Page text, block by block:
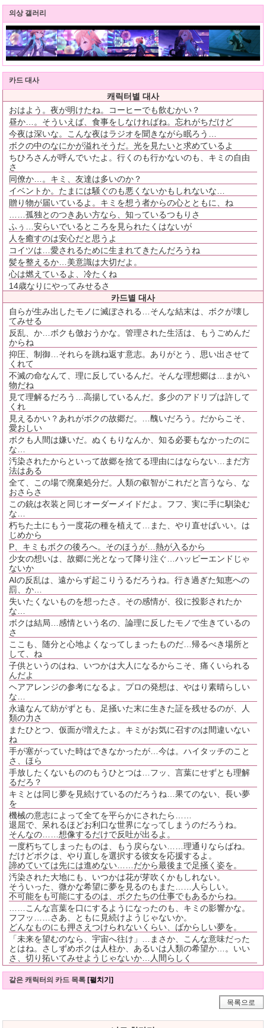
의상 갤러리
카드 대사
캐릭터별 대사
おはよう。夜が明けたね。コーヒーでも飲むかい？
昼か…。そういえば、食事をしなければね。忘れがちだけど
今夜は深いな。こんな夜はラジオを聞きながら眠ろう…
ボクの中のなにかが溢れそうだ。光を見たいと求めているよ
ちひろさんが呼んでいたよ。行くのも行かないのも、キミの自由
さ
同僚か…。キミ、友達は多いのか？
イベントか。たまには騒ぐのも悪くないかもしれないな…
贈り物が届いているよ。キミを想う者からの心とともに、ね
……孤独とのつきあい方なら、知っているつもりさ
ふぅ…安らいでいるところを見られたくはないが
人を癒すのは安心だと思うよ
コイツは…愛されるために生まれてきたんだろうね
髪を整えるか…美意識は大切だよ。
心は燃えているよ、冷たくね
14歳なりにやってみせるさ
카드별 대사
自らが生み出したモノに滅ぼされる…そんな結末は、ボクが壊し
てみせる
反乱、か…ボクも倣おうかな。管理された生活は、もうごめんだ
からね
抑圧、制御…それらを跳ね返す意志。ありがとう、思い出させて
くれて
不滅の命なんて、理に反しているんだ。そんな理想郷は…まがい
物だね
見て理解るだろう…高揚しているんだ。多少のアドリブは許して
くれ
見えるかい？あれがボクの故郷だ。…醜いだろう。だからこそ、
愛おしい
ボクも人間は嫌いだ。ぬくもりなんか、知る必要もなかったのに
な…
汚染されたからといって故郷を捨てる理由にはならない…まだ方
法はある
全て、この場で廃棄処分だ。人類の叡智がこれだと言うなら、な
おさらさ
この銃は衣装と同じオーダーメイドだよ。フフ、実に手に馴染む
な…
朽ちた土にもう一度花の種を植えて…また、やり直せばいい。は
じめから
P、キミもボクの後ろへ。そのほうが…熱が入るから
少女の想いは、故郷に光となって降り注ぐ…ハッピーエンドじゃ
ないか
AIの反乱は、遠からず起こりうるだろうね。行き過ぎた知恵への
罰、か…
失いたくないものを想ったさ。その感情が、役に投影されたか
な…
ボクは結局…感情という名の、論理に反したモノで生きているの
さ
ここも、随分と心地よくなってしまったものだ…帰るべき場所と
して、ね
子供というのはね、いつかは大人になるからこそ、痛くいられる
んだよ
ヘアアレンジの参考になるよ。プロの発想は、やはり素晴らしい
な…
永遠なんて紡がずとも、足掻いた末に生きた証を残せるのが、人
類の力さ
またひとつ、仮面が増えたよ。キミがお気に召すのは間違いない
ね
手が塞がっていた時はできなかったが…今は。ハイタッチのこと
さ、ほら
手放したくないもののもうひとつは…フッ、言葉にせずとも理解
るだろ？
キミとは同じ夢を見続けているのだろうね…果てのない、長い夢
を
機械の意志によって全てを平らかにされたら……
退屈で、呆れるほどお利口な世界になってしまうのだろうね。
そんなの……想像するだけで反吐が出るよ。
一度朽ちてしまったものは、もう戻らない……理通りならばね。
だけどボクは、やり直しを選択する彼女を応援するよ。
諦めていては先には進めない……だから最後まで足掻く姿を。
汚染された大地にも、いつかは花が芽吹くかもしれない。
そういった、微かな希望に夢を見るのもまた……人らしい。
不可能をも可能にするのは、ボクたちの仕事でもあるからね。
……こんな言葉を口にするようになったのも、キミの影響かな。
フフッ……さあ、ともに見続けようじゃないか。
どんなものにも押さえつけられないくらい、ばからしい夢を。
「未来を望むのなら、宇宙へ往け」…まさか、こんな意味だった
とはね。さしずめボクは人柱か、あるいは人類の希望か…。いい
さ、切り拓いてみせようじゃないか…人間らしく
같은 캐릭터의 카드 목록 [펼치기]
목록으로